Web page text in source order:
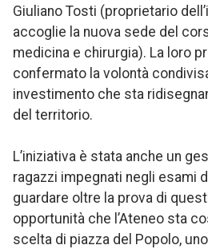
Giuliano Tosti (proprietario
accoglie la nuova sede del
medicina e chirurgia). La loro
confermato la volontà
investimento che sta
del territorio.
L’iniziativa è stata anche un
ragazzi impegnati negli esami
guardare oltre la prova di
opportunità che l’Ateneo sta
scelta di piazza del Popolo,